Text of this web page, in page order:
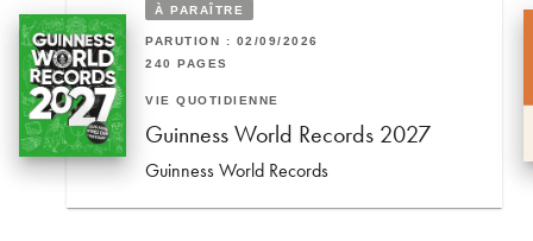
À PARAÎTRE
PARUTION : 02/09/2026
240 PAGES
VIE QUOTIDIENNE
Guinness World Records 2027
Guinness World Records